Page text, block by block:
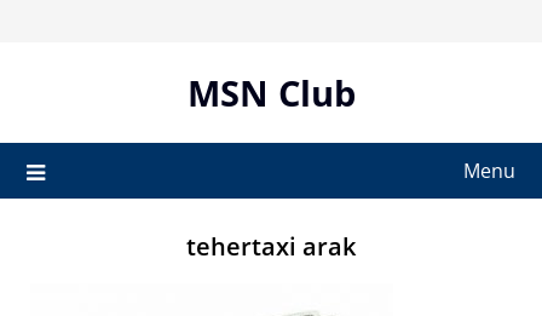
MSN Club
Menu
tehertaxi arak